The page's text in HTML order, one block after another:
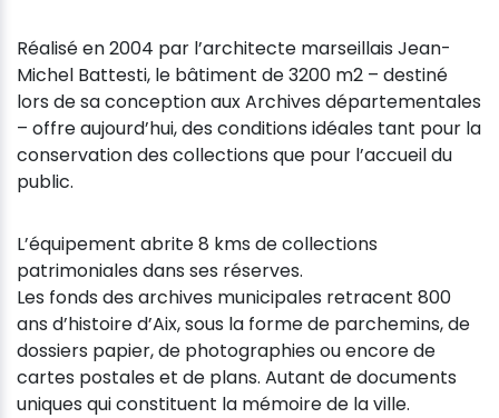
Réalisé en 2004 par l’architecte marseillais Jean-
Michel Battesti, le bâtiment de 3200 m2 – destiné
lors de sa conception aux Archives départementales
– offre aujourd’hui, des conditions idéales tant pour la
conservation des collections que pour l’accueil du
public.
L’équipement abrite 8 kms de collections
patrimoniales dans ses réserves.
Les fonds des archives municipales retracent 800
ans d’histoire d’Aix, sous la forme de parchemins, de
dossiers papier, de photographies ou encore de
cartes postales et de plans. Autant de documents
uniques qui constituent la mémoire de la ville.